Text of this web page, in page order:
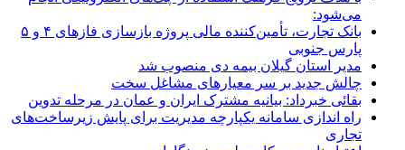
می‌شود:
بانک تجارت، تأمین‌کننده مالی پروژه بازسازی فازهای ۴ و ۵
پارس جنوبی
مدیر استان گیلان بیمه دی منصوب شد
چالش جدید بر سر معیارهای مشاغل سخت
بقائی خبرداد: بیانیه مشترک ایران و عمان در مرحله تدوین
راه اندازی سامانه یکپارچه مدیریت برای پایش زیرساخت‌های
تجاری